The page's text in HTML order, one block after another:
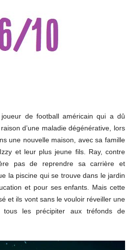
de football américain qui a dû
d’une maladie dégénérative, lors
une nouvelle maison, avec sa famille
et leur plus jeune fils. Ray, contre
pas de reprendre sa carrière et
la piscine qui se trouve dans le jardin
et pour ses enfants. Mais cette
et ils vont sans le vouloir réveiller une
tous les précipiter aux tréfonds de